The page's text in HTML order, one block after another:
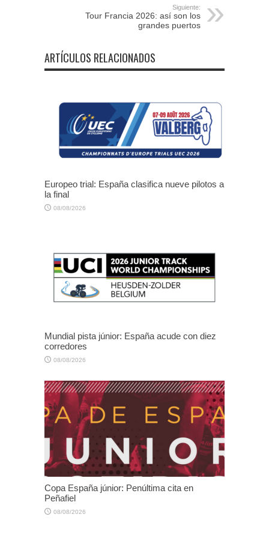
Siguiente:
Tour Francia 2026: así son los
grandes puertos
ARTÍCULOS RELACIONADOS
Europeo trial: España clasifica nueve pilotos a
la final
08/08/2026
Mundial pista júnior: España acude con diez
corredores
08/08/2026
Copa España júnior: Penúltima cita en
Peñafiel
08/08/2026